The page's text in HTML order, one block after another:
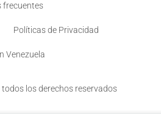
frecuentes
Políticas de Privacidad
Venezuela
los derechos reservados